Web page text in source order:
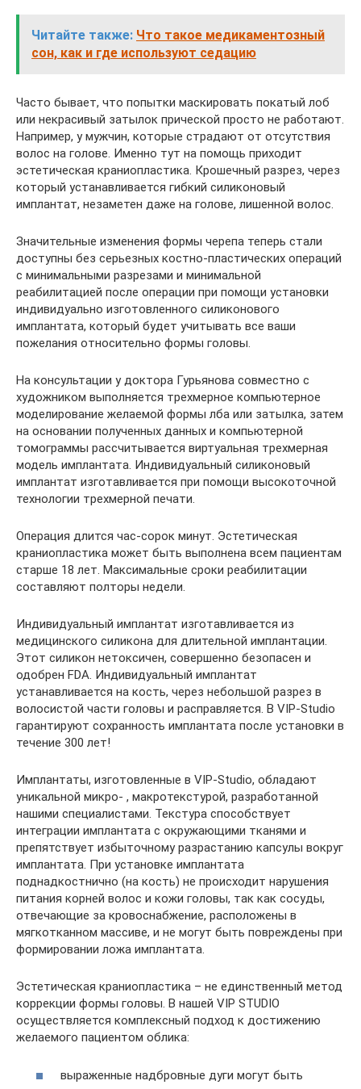
Читайте также: Что такое медикаментозный
сон, как и где используют седацию
Часто бывает, что попытки маскировать покатый лоб
или некрасивый затылок прической просто не работают.
Например, у мужчин, которые страдают от отсутствия
волос на голове. Именно тут на помощь приходит
эстетическая краниопластика. Крошечный разрез, через
который устанавливается гибкий силиконовый
имплантат, незаметен даже на голове, лишенной волос.
Значительные изменения формы черепа теперь стали
доступны без серьезных костно-пластических операций
с минимальными разрезами и минимальной
реабилитацией после операции при помощи установки
индивидуально изготовленного силиконового
имплантата, который будет учитывать все ваши
пожелания относительно формы головы.
На консультации у доктора Гурьянова совместно с
художником выполняется трехмерное компьютерное
моделирование желаемой формы лба или затылка, затем
на основании полученных данных и компьютерной
томограммы рассчитывается виртуальная трехмерная
модель имплантата. Индивидуальный силиконовый
имплантат изготавливается при помощи высокоточной
технологии трехмерной печати.
Операция длится час-сорок минут. Эстетическая
краниопластика может быть выполнена всем пациентам
старше 18 лет. Максимальные сроки реабилитации
составляют полторы недели.
Индивидуальный имплантат изготавливается из
медицинского силикона для длительной имплантации.
Этот силикон нетоксичен, совершенно безопасен и
одобрен FDA. Индивидуальный имплантат
устанавливается на кость, через небольшой разрез в
волосистой части головы и расправляется. В VIP-Studio
гарантируют сохранность имплантата после установки в
течение 300 лет!
Имплантаты, изготовленные в VIP-Studio, обладают
уникальной микро- , макротекстурой, разработанной
нашими специалистами. Текстура способствует
интеграции имплантата с окружающими тканями и
препятствует избыточному разрастанию капсулы вокруг
имплантата. При установке имплантата
поднадкостнично (на кость) не происходит нарушения
питания корней волос и кожи головы, так как сосуды,
отвечающие за кровоснабжение, расположены в
мягкотканном массиве, и не могут быть повреждены при
формировании ложа имплантата.
Эстетическая краниопластика – не единственный метод
коррекции формы головы. В нашей VIP STUDIO
осуществляется комплексный подход к достижению
желаемого пациентом облика:
выраженные надбровные дуги могут быть